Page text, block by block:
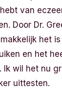
van
Door Dr.
het
en het
Ik wil het nu
uittesten.